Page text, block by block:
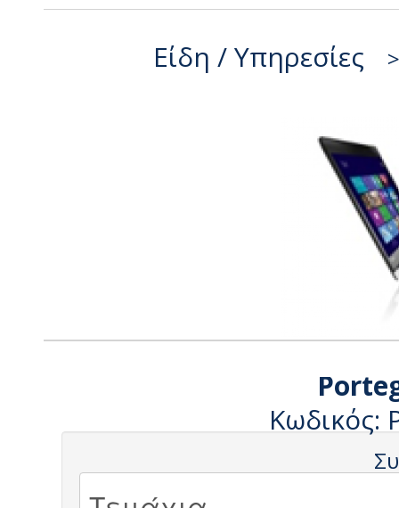
Είδη / Υπηρεσίες
Κωδικός: